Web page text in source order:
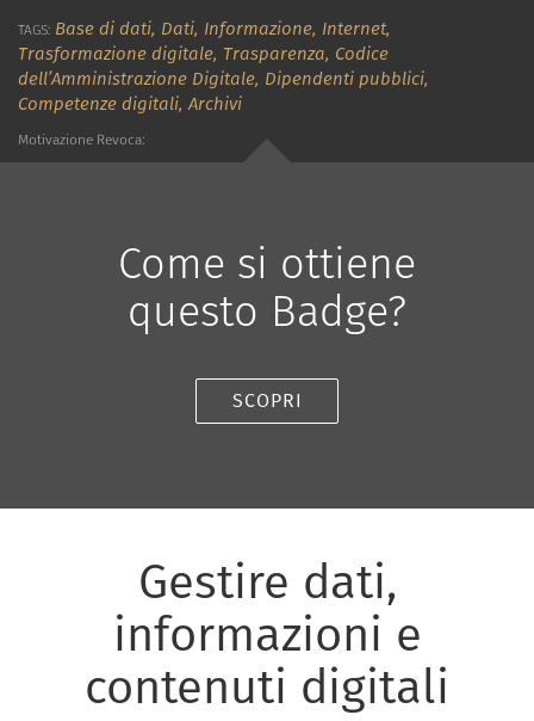
TAGS: Base di dati, Dati, Informazione, Internet,
Trasformazione digitale, Trasparenza, Codice
dell’Amministrazione Digitale, Dipendenti pubblici,
Competenze digitali,Archivi
Motivazione Revoca:
Come si ottiene
questo Badge?
SCOPRI
Gestire dati,
informazioni e
contenuti digitali